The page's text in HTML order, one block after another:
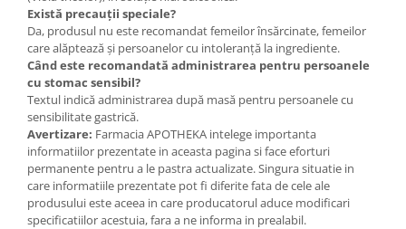
Există precauții speciale?
Da, produsul nu este recomandat femeilor însărcinate, femeilor
care alăptează și persoanelor cu intoleranță la ingrediente.
Când este recomandată administrarea pentru persoanele
cu stomac sensibil?
Textul indică administrarea după masă pentru persoanele cu
sensibilitate gastrică.
Avertizare: Farmacia APOTHEKA intelege importanta
informatiilor prezentate in aceasta pagina si face eforturi
permanente pentru a le pastra actualizate. Singura situatie in
care informatiile prezentate pot fi diferite fata de cele ale
produsului este aceea in care producatorul aduce modificari
specificatiilor acestuia, fara a ne informa in prealabil.